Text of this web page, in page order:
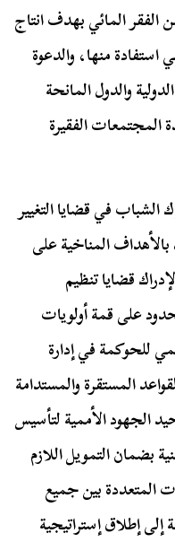
الفقر المائي بهدف انتاج
منها، والدعوة
والدول المانحة
الفقيرة
في قضايا التغيير
المناخية على
قضايا تنظيم
على قمة أولويات
للحوكمة في إدارة
المستقرة والمستدامة
الجهود الأممية لتأسيس
بضمان التمويل اللازم
المتعددة بين جميع
إطلاق إستراتيجية